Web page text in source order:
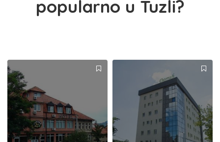
popularno u Tuzli?